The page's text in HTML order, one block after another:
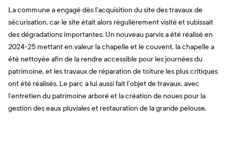
La commune a engagé dès l’acquisition du site des travaux de
sécurisation, car le site était alors régulièrement visité et subissait
des dégradations importantes. Un nouveau parvis a été réalisé en
2024-25 mettant en valeur la chapelle et le couvent, la chapelle a
été nettoyée afin de la rendre accessible pour les journées du
patrimoine, et les travaux de réparation de toiture les plus critiques
ont été réalisés. Le parc a lui aussi fait l’objet de travaux, avec
l’entretien du patrimoine arboré et la création de noues pour la
gestion des eaux pluviales et restauration de la grande pelouse.